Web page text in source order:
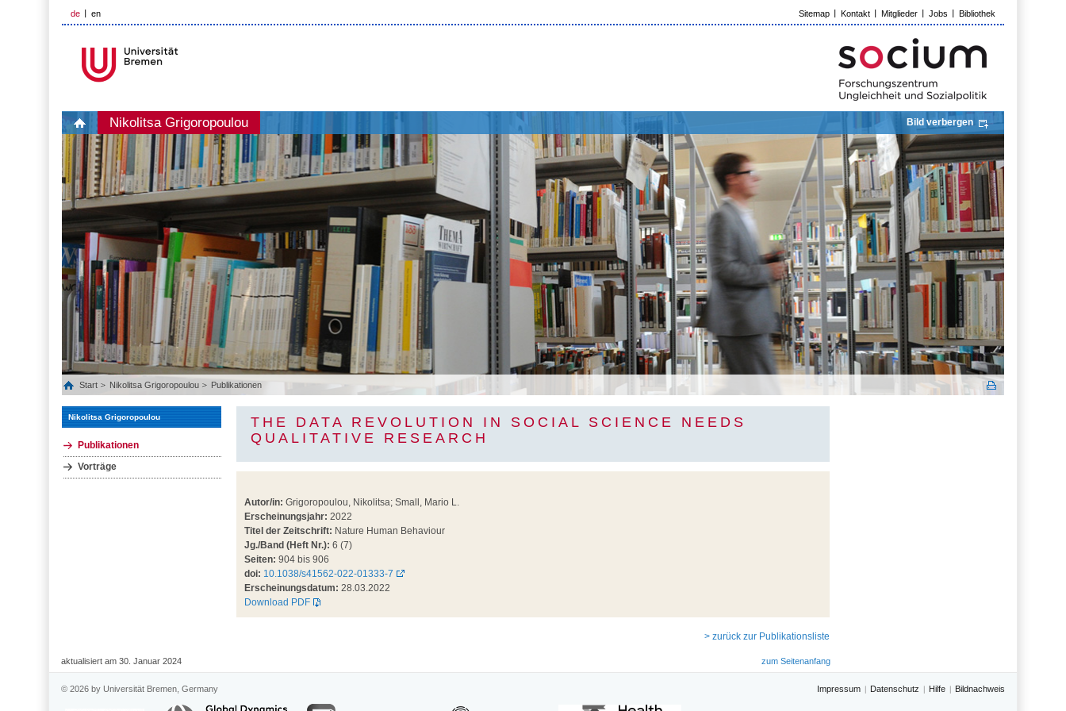
de en Sitemap Kontakt Mitglieder Jobs Bibliothek
Nikolitsa Grigoropoulou Bild verbergen
Start Nikolitsa Grigoropoulou Publikationen
Nikolitsa Grigoropoulou
Publikationen
Vorträge
THE DATA REVOLUTION IN SOCIAL SCIENCE NEEDS
QUALITATIVE RESEARCH
Autor/in: Grigoropoulou, Nikolitsa; Small, Mario L.
Erscheinungsjahr: 2022
Titel der Zeitschrift: Nature Human Behaviour
Jg./Band (Heft Nr.): 6 (7)
Seiten: 904 bis 906
doi: 10.1038/s41562-022-01333-7
Erscheinungsdatum: 28.03.2022
Download PDF
> zurück zur Publikationsliste
aktualisiert am 30. Januar 2024 zum Seitenanfang
© 2026 by Universität Bremen, Germany Impressum Datenschutz Hilfe Bildnachweis